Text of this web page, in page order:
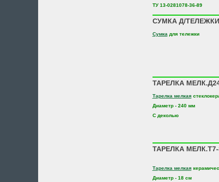
ТУ 13-0281078-36-89
СУМКА Д/ТЕЛЕЖКИ
Сумка для тележки
ТАРЕЛКА
Тарелка мелкая
Диаметр - 240 мм
С деколью
ТАРЕЛКА МЕЛК.Т7-
Тарелка мелкая
Диаметр - 18 см